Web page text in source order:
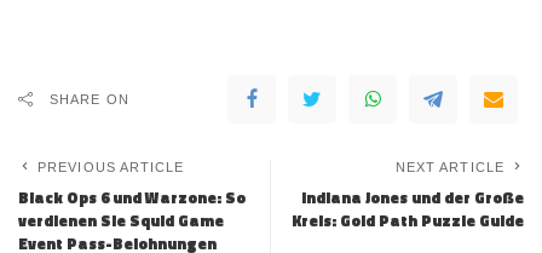
SHARE ON
PREVIOUS ARTICLE
Black Ops 6 und Warzone: So
verdienen Sie Squid Game
Event Pass-Belohnungen
NEXT ARTICLE
Indiana Jones und der Große
Kreis: Gold Path Puzzle Guide